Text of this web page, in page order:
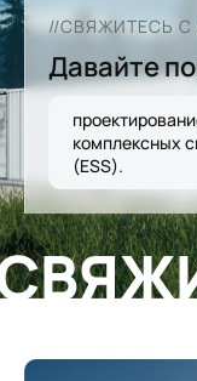
//СВЯЖИТЕСЬ
Давайте
комплексных
(ESS).